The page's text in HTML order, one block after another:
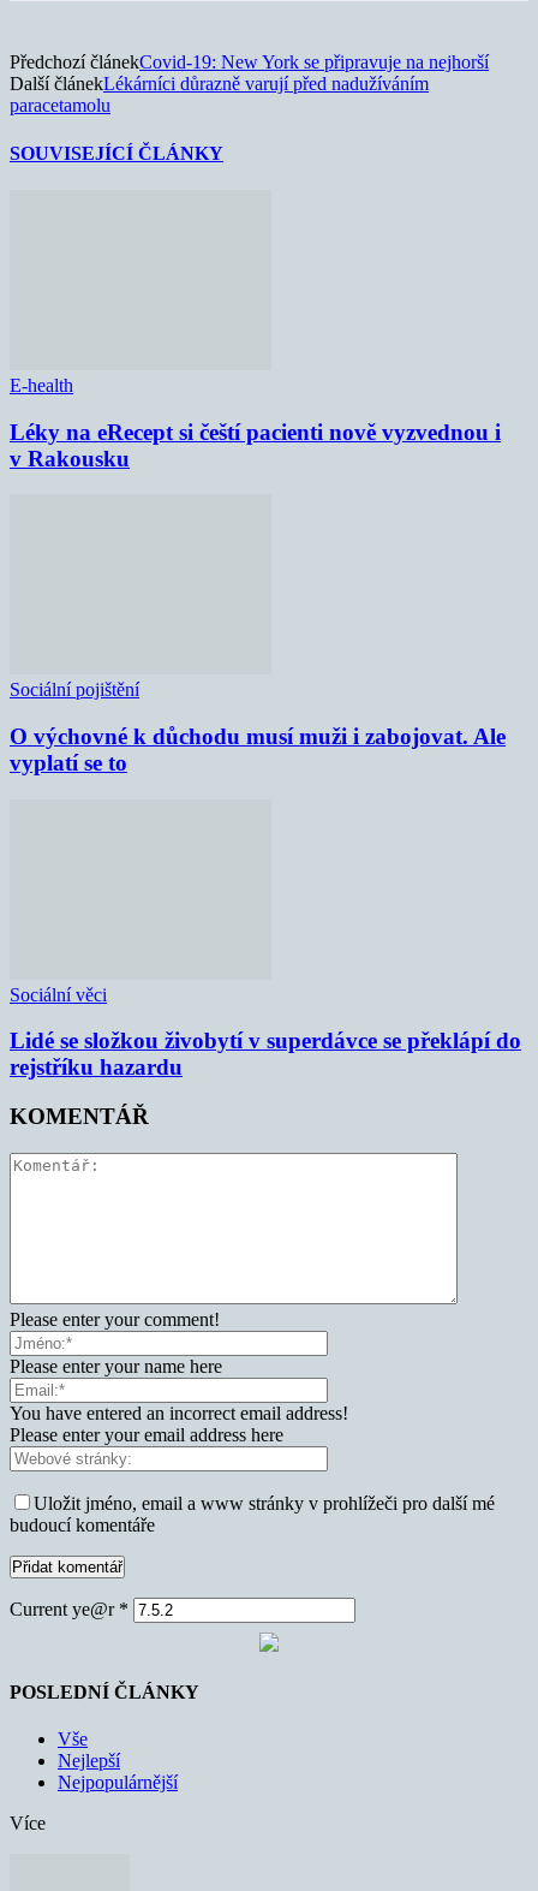
Předchozí článekCovid-19: New York se připravuje na nejhorší
Další článekLékárníci důrazně varují před nadužíváním
paracetamolu
SOUVISEJÍCÍ ČLÁNKY
E-health
Léky na eRecept si čeští pacienti nově vyzvednou i
v Rakousku
Sociální pojištění
O výchovné k důchodu musí muži i zabojovat. Ale
vyplatí se to
Sociální věci
Lidé se složkou živobytí v superdávce se překlápí do
rejstříku hazardu
KOMENTÁŘ
Please enter your comment!
Please enter your name here
You have entered an incorrect email address!
Please enter your email address here
Uložit jméno, email a www stránky v prohlížeči pro další mé
budoucí komentáře
Current ye@r *
POSLEDNÍ ČLÁNKY
Vše
Nejlepší
Nejpopulárnější
Více